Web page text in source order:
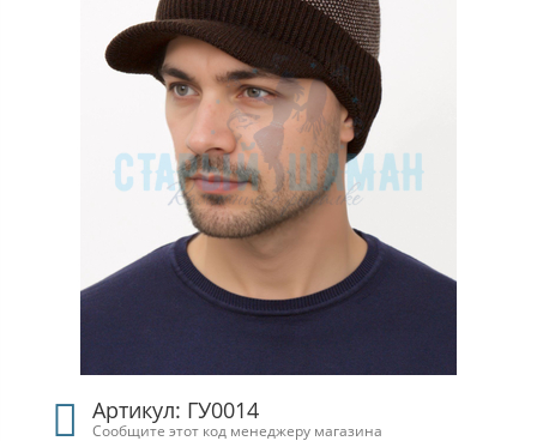
Артикул: ГУ0014
Сообщите этот код менеджеру магазина